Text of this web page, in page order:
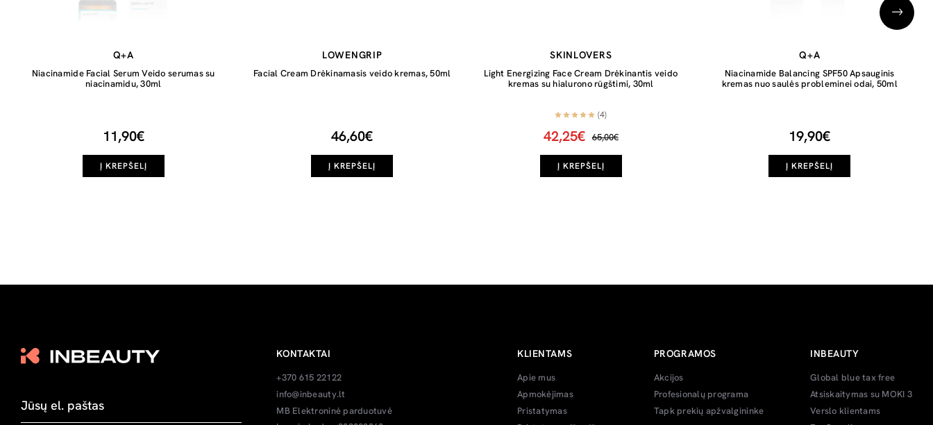
Q+A
Niacinamide Facial Serum Veido serumas su
niacinamidu, 30ml
11,90€
Į KREPŠELĮ
LOWENGRIP
Facial Cream Drėkinamasis veido kremas, 50ml
46,60€
Į KREPŠELĮ
SKINLOVERS
Light Energizing Face Cream Drėkinantis veido
kremas su hialurono rūgštimi, 30ml
(4)
42,25€ 65,00€
Į KREPŠELĮ
Q+A
Niacinamide Balancing SPF50 Apsauginis
kremas nuo saulės probleminei odai, 50ml
19,90€
Į KREPŠELĮ
KONTAKTAI
+370 615 22122
info@inbeauty.lt
MB Elektroninė parduotuvė
KLIENTAMS
Apie mus
Apmokėjimas
Pristatymas
PROGRAMOS
Akcijos
Profesionalų programa
Tapk prekių apžvalgininke
INBEAUTY
Global blue tax free
Atsiskaitymas su MOKI 3
Verslo klientams